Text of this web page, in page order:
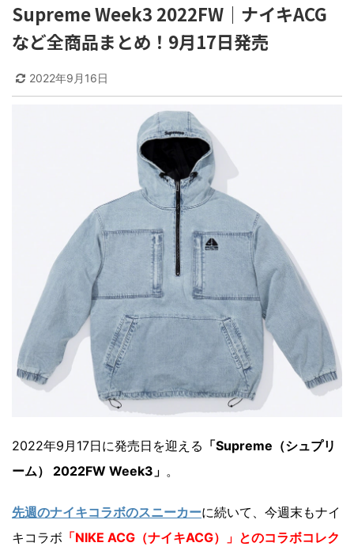
Supreme Week3 2022FW｜ナイキACG
など全商品まとめ！9月17日発売
2022年9月16日
2022年9月17日に発売日を迎える 「Supreme（シュプリ
ーム） 2022FW Week3」 。
先週のナイキコラボのスニーカーに続いて、今週末もナイ
キコラボ 「NIKE ACG（ナイキACG）」とのコラボコレク